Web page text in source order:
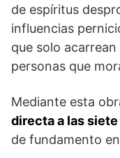
de espíritus
influencias
que solo
personas que
Mediante esta
directa a las
de fundamento